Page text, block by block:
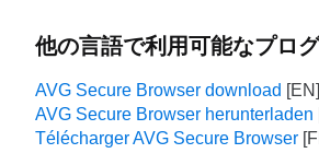
他の言語で利用可能なプロ
AVG Secure Browser download
AVG Secure Browser herunterladen
Télécharger AVG Secure Browser